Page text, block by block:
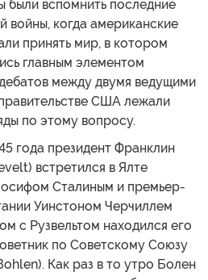
были вспомнить последние
когда американские
принять мир, в котором
главным элементом
между двумя ведущими
США лежали
по этому вопросу.
года президент Франклин
встретился в Ялте
Сталиным и премьер-
Уинстоном Черчиллем
с Рузвельтом находился его
по Советскому Союзу
Как раз в то утро Болен